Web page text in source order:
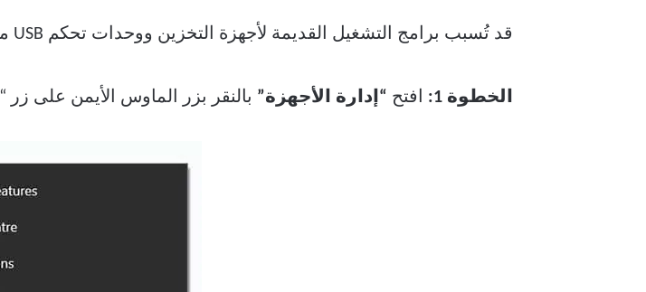
قد تُسبب برامج التشغيل القديمة لأجهزة التخزين ووحدات تحكم USB مشاكل. إليك كيفية التحقق منها وتحديثها.
الخطوة 1: افتح “إدارة الأجهزة” بالنقر بزر الماوس الأيمن على زر “